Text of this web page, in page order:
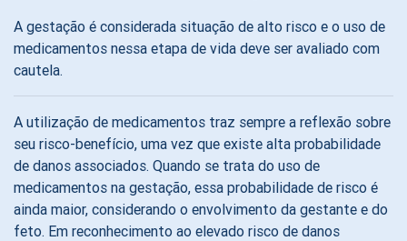
A gestação é considerada situação de alto risco e o uso de
medicamentos nessa etapa de vida deve ser avaliado com
cautela.
A utilização de medicamentos traz sempre a reflexão sobre
seu risco-benefício, uma vez que existe alta probabilidade
de danos associados. Quando se trata do uso de
medicamentos na gestação, essa probabilidade de risco é
ainda maior, considerando o envolvimento da gestante e do
feto. Em reconhecimento ao elevado risco de danos